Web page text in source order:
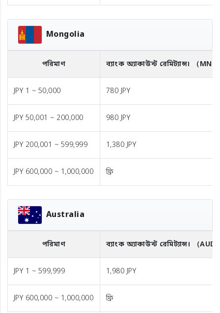
Mongolia
পরিমাণ ব্যাংক অ্যাকাউন্ট রেমিট্যান্স। （MNT
JPY 1 ~ 50,000 780 JPY
JPY 50,001 ~ 200,000 980 JPY
JPY 200,001 ~ 599,999 1,380 JPY
JPY 600,000 ~ 1,000,000 ফ্রি
Australia
পরিমাণ ব্যাংক অ্যাকাউন্ট রেমিট্যান্স। （
JPY 1 ~ 599,999 1,980 JPY
JPY 600,000 ~ 1,000,000 ফ্রি